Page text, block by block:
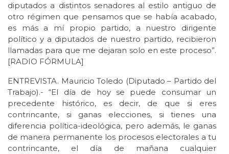
diputados a distintos senadores al estilo antiguo de
otro régimen que pensamos que se había acabado,
es más a mí propio partido, a nuestro dirigente
político y a diputados de nuestro partido, recibieron
llamadas para que me dejaran solo en este proceso”.
[RADIO FÓRMULA]
ENTREVISTA. Mauricio Toledo (Diputado – Partido del
Trabajo).- “El día de hoy se puede consumar un
precedente histórico, es decir, de que si eres
contrincante, si ganas elecciones, si tienes una
diferencia política-ideológica, pero además, le ganas
de manera permanente los procesos electorales a tu
contrincante, el día de mañana cualquier